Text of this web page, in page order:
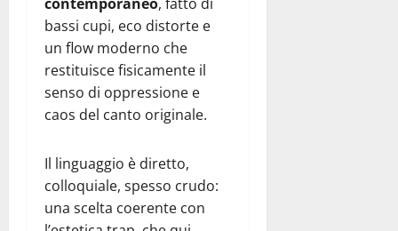
bassi cupi, eco distorte e
un flow moderno che
restituisce fisicamente il
senso di oppressione e
caos del canto originale.
Il linguaggio è diretto,
colloquiale, spesso crudo:
una scelta coerente con